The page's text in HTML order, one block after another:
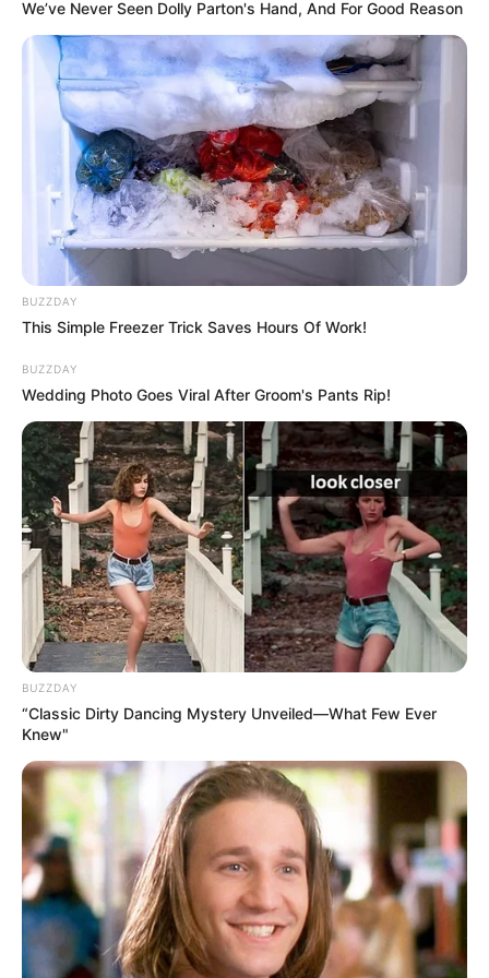
Hier für den nächsten Urlaubkostenlose Kataloge b
estellen.
Veranstaltung in Bad Segeberg eintragen
Die schönsten Ausflugsziele und
Sehenswürdigkeiten in Schleswig-Holstein:
Hier geht es zu denschönsten Ausflugszielen und
Sehenswürdigkeiten in Schleswig-Holstein
, zu denen die
schönsten Städte,sehenswerte Schlösser
, die schönsten
Parkanlagenund viele weitere Touristenziele gehören.
DB Tickets
Hier gibt es Tipps, wie man eineFerienwohnung
We’ve Never Seen Dolly Parton's Hand, And For Good Reason
BUZZDAY
This Simple Freezer Trick Saves Hours Of Work!
BUZZDAY
Wedding Photo Goes Viral After Groom's Pants Rip!
BUZZDAY
“Classic Dirty Dancing Mystery Unveiled—What Few Ever
Knew"